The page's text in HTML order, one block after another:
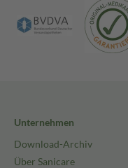
Unternehmen
Download-Archiv
Über Sanicare